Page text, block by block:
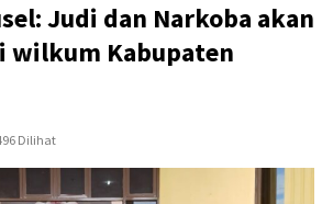
Judi dan Narkoba akan
wilkum Kabupaten
Dilihat